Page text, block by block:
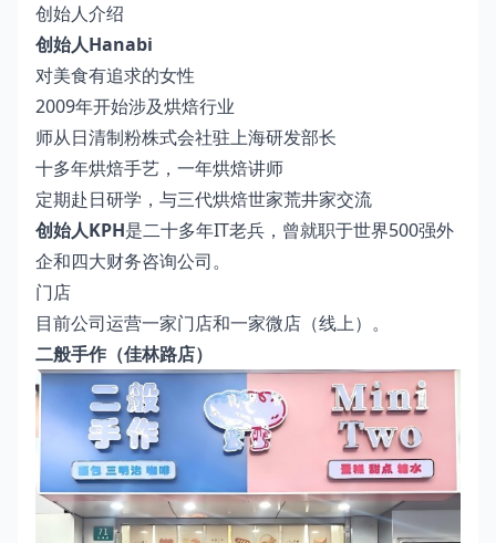
创始人介绍
创始人Hanabi
对美食有追求的女性
2009年开始涉及烘焙行业
师从日清制粉株式会社驻上海研发部长
十多年烘焙手艺，一年烘焙讲师
定期赴日研学，与三代烘焙世家荒井家交流
创始人KPH是二十多年IT老兵，曾就职于世界500强外
企和四大财务咨询公司。
门店
目前公司运营一家门店和一家微店（线上）。
二般手作（佳林路店）